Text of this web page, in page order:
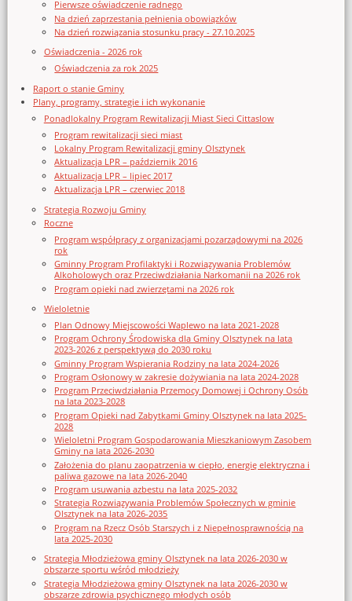
Pierwsze oświadczenie radnego
Na dzień zaprzestania pełnienia obowiązków
Na dzień rozwiązania stosunku pracy - 27.10.2025
Oświadczenia - 2026 rok
Oświadczenia za rok 2025
Raport o stanie Gminy
Plany, programy, strategie i ich wykonanie
Ponadlokalny Program Rewitalizacji Miast Sieci Cittaslow
Program rewitalizacji sieci miast
Lokalny Program Rewitalizacji gminy Olsztynek
Aktualizacja LPR – październik 2016
Aktualizacja LPR – lipiec 2017
Aktualizacja LPR – czerwiec 2018
Strategia Rozwoju Gminy
Roczne
Program współpracy z organizacjami pozarządowymi na 2026
rok
Gminny Program Profilaktyki i Rozwiązywania Problemów
Alkoholowych oraz Przeciwdziałania Narkomanii na 2026 rok
Program opieki nad zwierzętami na 2026 rok
Wieloletnie
Plan Odnowy Miejscowości Waplewo na lata 2021-2028
Program Ochrony Środowiska dla Gminy Olsztynek na lata
2023-2026 z perspektywą do 2030 roku
Gminny Program Wspierania Rodziny na lata 2024-2026
Program Osłonowy w zakresie dożywiania na lata 2024-2028
Program Przeciwdziałania Przemocy Domowej i Ochrony Osób
na lata 2023-2028
Program Opieki nad Zabytkami Gminy Olsztynek na lata 2025-
2028
Wieloletni Program Gospodarowania Mieszkaniowym Zasobem
Gminy na lata 2026-2030
Założenia do planu zaopatrzenia w ciepło, energię elektryczna i
paliwa gazowe na lata 2026-2040
Program usuwania azbestu na lata 2025-2032
Strategia Rozwiązywania Problemów Społecznych w gminie
Olsztynek na lata 2026-2035
Program na Rzecz Osób Starszych i z Niepełnosprawnością na
lata 2025-2030
Strategia Młodzieżowa gminy Olsztynek na lata 2026-2030 w
obszarze sportu wśród młodzieży
Strategia Młodzieżowa gminy Olsztynek na lata 2026-2030 w
obszarze zdrowia psychicznego młodych osób